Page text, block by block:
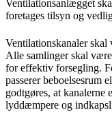
Ventilationsanlægget
foretages tilsyn og
Ventilationskanaler
Alle samlinger skal
for effektiv forsegling.
passerer beboelsesrum
godtgøres, at kanalerne
lyddæmpere og